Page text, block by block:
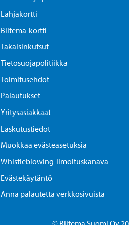
Lahjakortti
Biltema-kortti
Takaisinkutsut
Tietosuojapolitiikka
Toimitusehdot
Palautukset
Yritysasiakkaat
Laskutustiedot
Muokkaa evästeasetuksia
Whistleblowing-ilmoituskanava
Evästekäytäntö
Anna palautetta verkkosivuista